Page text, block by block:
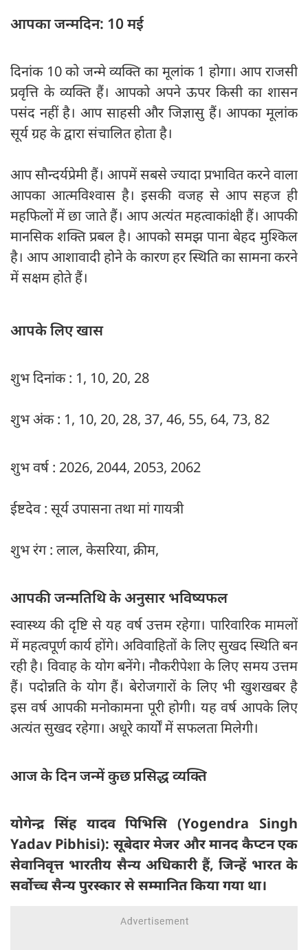
आपका जन्मदिन: 10 मई
दिनांक 10 को जन्मे व्यक्ति का मूलांक 1 होगा। आप राजसी
प्रवृत्ति के व्यक्ति हैं। आपको अपने ऊपर किसी का शासन
पसंद नहीं है। आप साहसी और जिज्ञासु हैं। आपका मूलांक
सूर्य ग्रह के द्वारा संचालित होता है।
आप सौन्दर्यप्रेमी हैं। आपमें सबसे ज्यादा प्रभावित करने वाला
आपका आत्मविश्वास है। इसकी वजह से आप सहज ही
महफिलों में छा जाते हैं। आप अत्यंत महत्वाकांक्षी हैं। आपकी
मानसिक शक्ति प्रबल है। आपको समझ पाना बेहद मुश्किल
है। आप आशावादी होने के कारण हर स्थिति का सामना करने
में सक्षम होते हैं।
आपके लिए खास
शुभ दिनांक : 1, 10, 20, 28
शुभ अंक : 1, 10, 20, 28, 37, 46, 55, 64, 73, 82
शुभ वर्ष : 2026, 2044, 2053, 2062
ईष्टदेव : सूर्य उपासना तथा मां गायत्री
शुभ रंग : लाल, केसरिया, क्रीम,
आपकी जन्मतिथि के अनुसार भविष्यफल
स्वास्थ्य की दृष्टि से यह वर्ष उत्तम रहेगा। पारिवारिक मामलों
में महत्वपूर्ण कार्य होंगे। अविवाहितों के लिए सुखद स्थिति बन
रही है। विवाह के योग बनेंगे। नौकरीपेशा के लिए समय उत्तम
हैं। पदोन्नति के योग हैं। बेरोजगारों के लिए भी खुशखबर है
इस वर्ष आपकी मनोकामना पूरी होगी। यह वर्ष आपके लिए
अत्यंत सुखद रहेगा। अधूरे कार्यों में सफलता मिलेगी।
आज के दिन जन्में कुछ प्रसिद्ध व्यक्ति
योगेन्द्र सिंह यादव पिभिसि (Yogendra Singh
Yadav Pibhisi): सूबेदार मेजर और मानद कैप्टन एक
सेवानिवृत्त भारतीय सैन्य अधिकारी हैं, जिन्हें भारत के
सर्वोच्च सैन्य पुरस्कार से सम्मानित किया गया था।